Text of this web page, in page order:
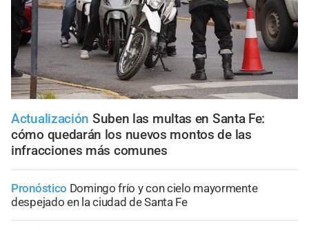
Actualización Suben las multas en Santa Fe:
cómo quedarán los nuevos montos de las
infracciones más comunes
Pronóstico Domingo frío y con cielo mayormente
despejado en la ciudad de Santa Fe